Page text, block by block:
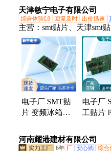
视塔防腐工程
钢构长
程
天津敏宁电子有限公司
综合体验L0 回复及时 出价迅速
主营： smt贴片、天津smt
贴片加工
电子厂 SMT贴
片 变频冰箱主
防护涂层工艺
电子厂
工贴片
设备高
河南耀港建材有限公司
6年 厂 安心购 综合